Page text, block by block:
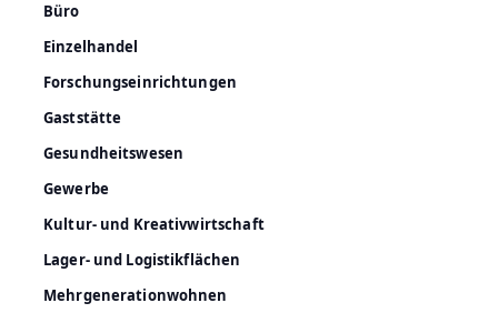
Büro
Einzelhandel
Forschungseinrichtungen
Gaststätte
Gesundheitswesen
Gewerbe
Kultur- und Kreativwirtschaft
Lager- und Logistikflächen
Mehrgenerationwohnen